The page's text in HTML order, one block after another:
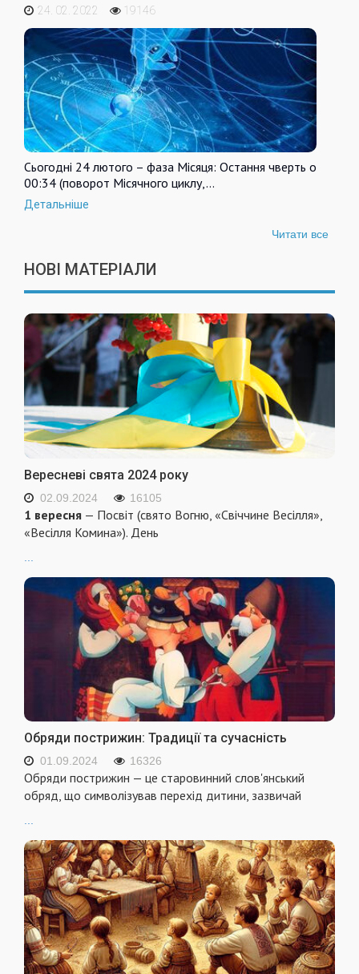
24. 02. 2022
19146
Сьогодні 24 лютого – фаза Місяця: Остання чверть о
00:34 (поворот Місячного циклу,…
Детальніше
Читати все
НОВІ МАТЕРІАЛИ
Вересневі свята 2024 року
02.09.2024 16105
1 вересня — Посвіт (свято Вогню, «Свіччине Весілля»,
«Весілля Комина»). День
Обряди пострижин: Традиції та сучасність
01.09.2024 16326
Обряди пострижин — це старовинний слов'янський
обряд, що символізував перехід дитини, зазвичай